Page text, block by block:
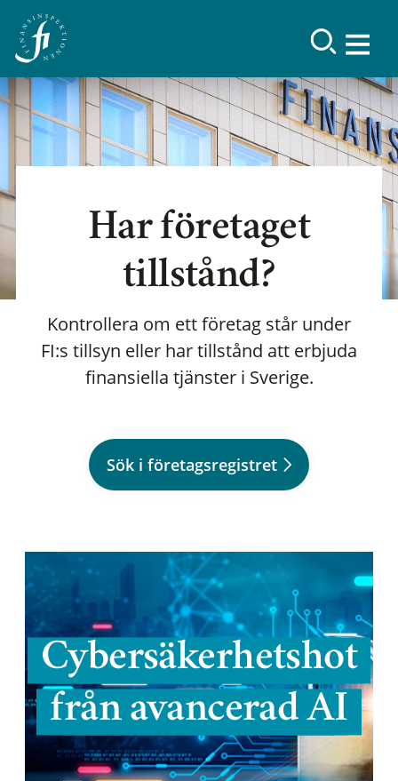
Har företaget
tillstånd?
Kontrollera om ett företag står under
FI:s tillsyn eller har tillstånd att erbjuda
finansiella tjänster i Sverige.
Sök i företagsregistret
Cybersäkerhetshot
från avancerad AI